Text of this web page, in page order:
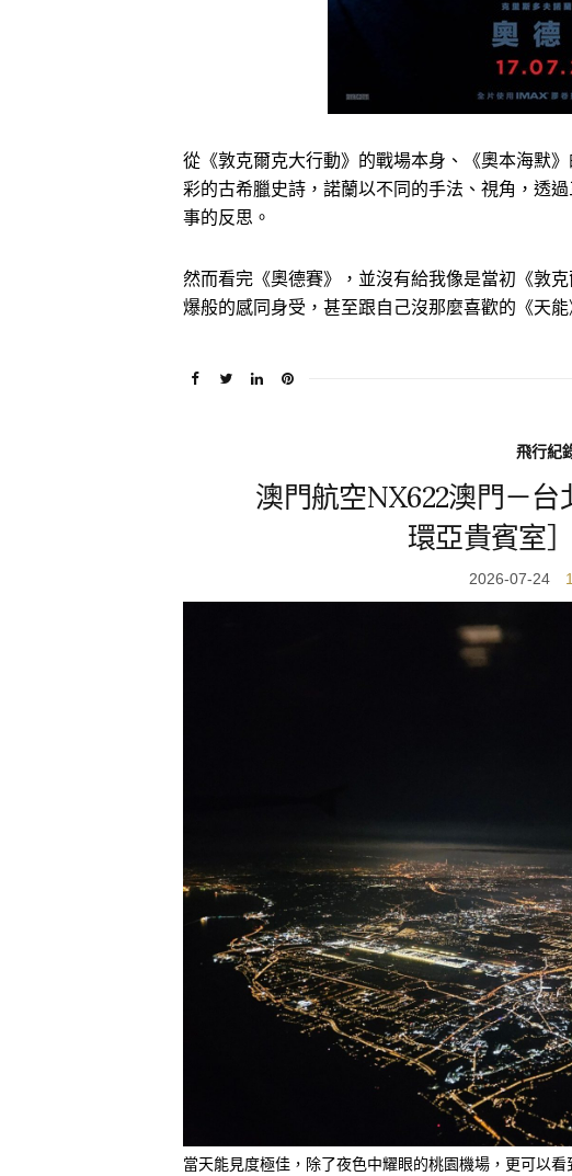
從《敦克爾克大行動》的戰場本身、《奧本海默
彩的古希臘史詩，諾蘭以不同的手法、視角，透
事的反思。
然而看完《奧德賽》，並沒有給我像是當初《敦
爆般的感同身受，甚至跟自己沒那麼喜歡的《天
飛行紀
澳門航空NX622澳門－台
環亞貴賓室
2026-07-24
當天能見度極佳，除了夜色中耀眼的桃園機場，更可以